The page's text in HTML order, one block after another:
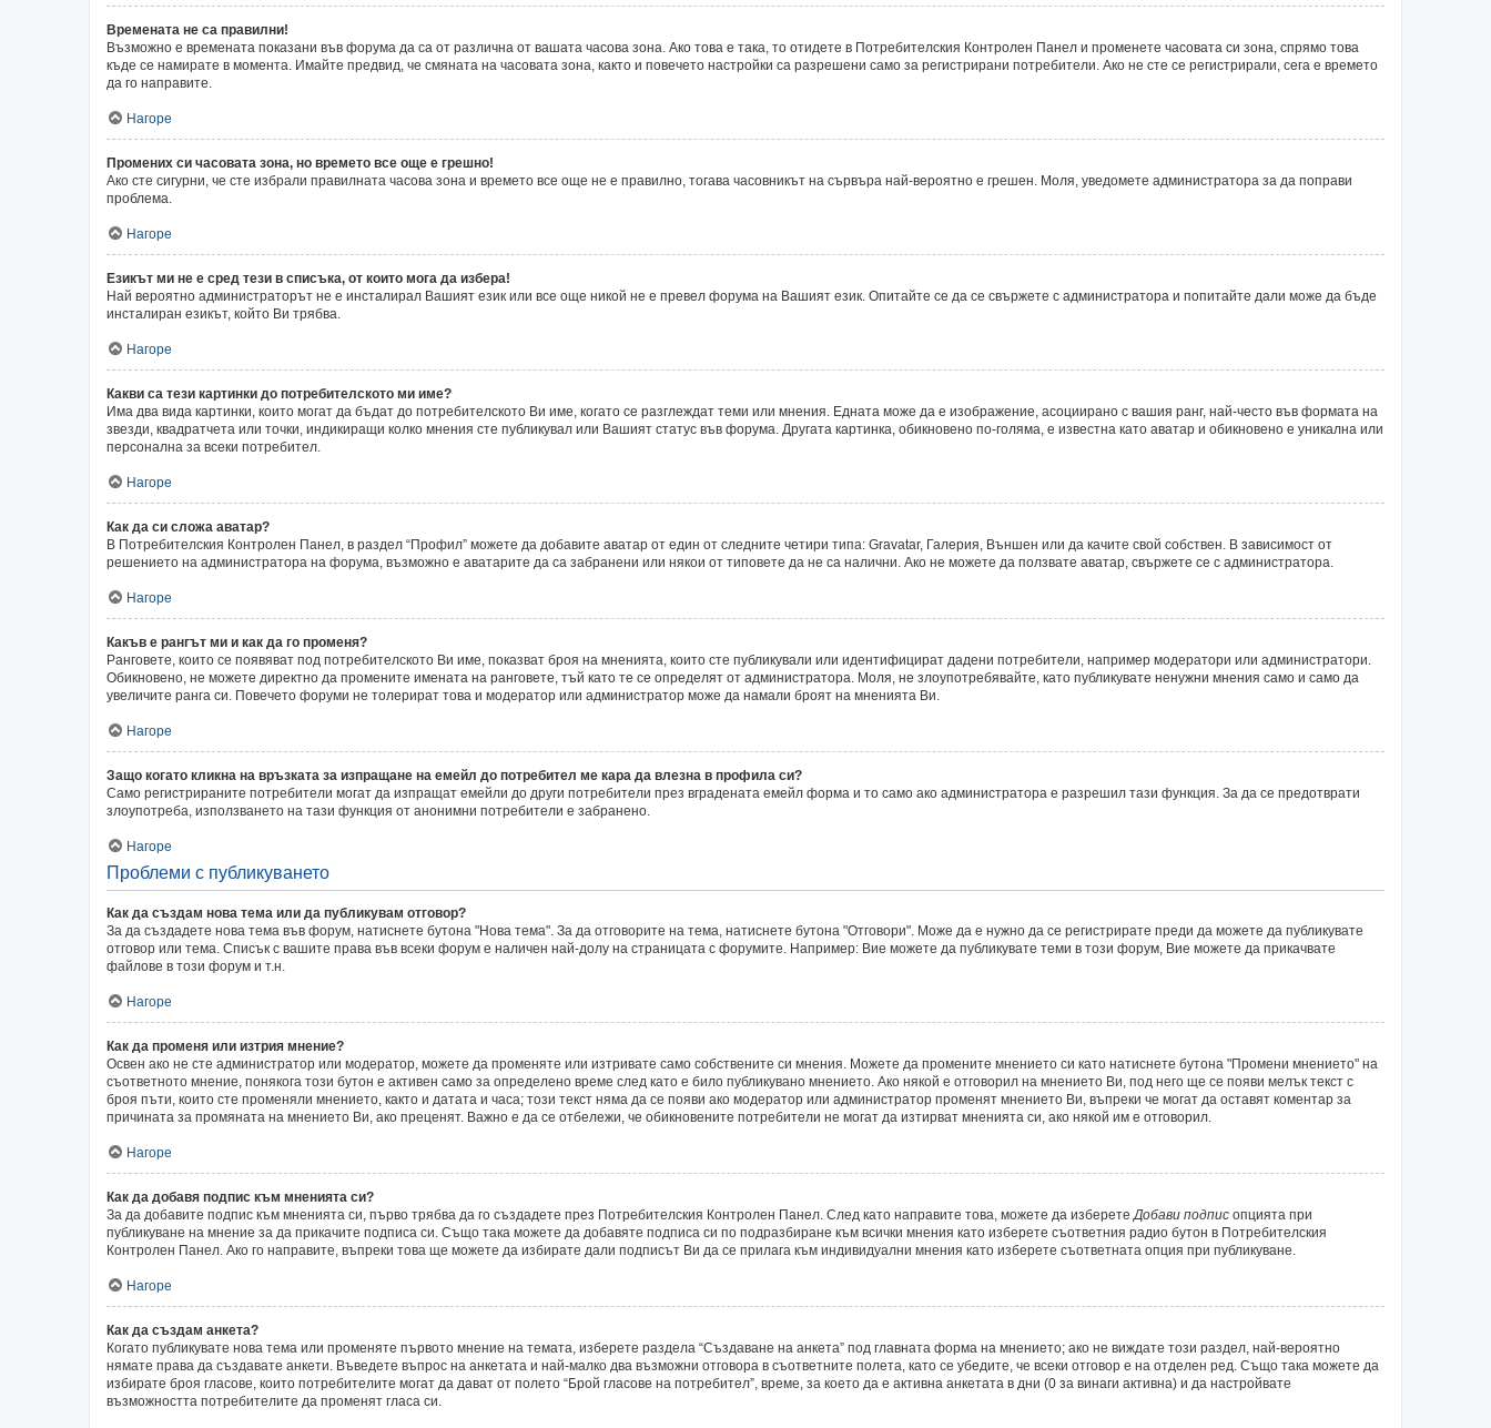
Времената не са правилни!
Възможно е времената показани във форума да са от различна от вашата часова зона. Ако това е така, то отидете в Потребителския Контролен Панел и променете часовата си зона, спрямо това
къде се намирате в момента. Имайте предвид, че смяната на часовата зона, както и повечето настройки са разрешени само за регистрирани потребители. Ако не сте се регистрирали, сега е времето
да го направите.
Нагоре
Промених си часовата зона, но времето все още е грешно!
Ако сте сигурни, че сте избрали правилната часова зона и времето все още не е правилно, тогава часовникът на сървъра най-вероятно е грешен. Моля, уведомете администратора за да поправи
проблема.
Нагоре
Езикът ми не е сред тези в списъка, от които мога да избера!
Най вероятно администраторът не е инсталирал Вашият език или все още никой не е превел форума на Вашият език. Опитайте се да се свържете с администратора и попитайте дали може да бъде
инсталиран езикът, който Ви трябва.
Нагоре
Какви са тези картинки до потребителското ми име?
Има два вида картинки, които могат да бъдат до потребителското Ви име, когато се разглеждат теми или мнения. Едната може да е изображение, асоциирано с вашия ранг, най-често във формата на
звезди, квадратчета или точки, индикиращи колко мнения сте публикувал или Вашият статус във форума. Другата картинка, обикновено по-голяма, е известна като аватар и обикновено е уникална или
персонална за всеки потребител.
Нагоре
Как да си сложа аватар?
В Потребителския Контролен Панел, в раздел “Профил” можете да добавите аватар от един от следните четири типа: Gravatar, Галерия, Външен или да качите свой собствен. В зависимост от
решението на администратора на форума, възможно е аватарите да са забранени или някои от типовете да не са налични. Ако не можете да ползвате аватар, свържете се с администратора.
Нагоре
Какъв е рангът ми и как да го променя?
Ранговете, които се появяват под потребителското Ви име, показват броя на мненията, които сте публикували или идентифицират дадени потребители, например модератори или администратори.
Обикновено, не можете директно да промените имената на ранговете, тъй като те се определят от администратора. Моля, не злоупотребявайте, като публикувате ненужни мнения само и само да
увеличите ранга си. Повечето форуми не толерират това и модератор или администратор може да намали броят на мненията Ви.
Нагоре
Защо когато кликна на връзката за изпращане на емейл до потребител ме кара да влезна в профила си?
Само регистрираните потребители могат да изпращат емейли до други потребители през вградената емейл форма и то само ако администратора е разрешил тази функция. За да се предотврати
злоупотреба, използването на тази функция от анонимни потребители е забранено.
Нагоре
Проблеми с публикуването
Как да създам нова тема или да публикувам отговор?
За да създадете нова тема във форум, натиснете бутона "Нова тема". За да отговорите на тема, натиснете бутона "Отговори". Може да е нужно да се регистрирате преди да можете да публикувате
отговор или тема. Списък с вашите права във всеки форум е наличен най-долу на страницата с форумите. Например: Вие можете да публикувате теми в този форум, Вие можете да прикачвате
файлове в този форум и т.н.
Нагоре
Как да променя или изтрия мнение?
Освен ако не сте администратор или модератор, можете да променяте или изтривате само собствените си мнения. Можете да промените мнението си като натиснете бутона "Промени мнението" на
съответното мнение, понякога този бутон е активен само за определено време след като е било публикувано мнението. Ако някой е отговорил на мнението Ви, под него ще се появи мелък текст с
броя пъти, които сте променяли мнението, както и датата и часа; този текст няма да се появи ако модератор или администратор променят мнението Ви, въпреки че могат да оставят коментар за
причината за промяната на мнението Ви, ако преценят. Важно е да се отбележи, че обикновените потребители не могат да изтирват мненията си, ако някой им е отговорил.
Нагоре
Как да добавя подпис към мненията си?
За да добавите подпис към мненията си, първо трябва да го създадете през Потребителския Контролен Панел. След като направите това, можете да изберете Добави подпис опцията при
публикуване на мнение за да прикачите подписа си. Също така можете да добавяте подписа си по подразбиране към всички мнения като изберете съответния радио бутон в Потребителския
Контролен Панел. Ако го направите, въпреки това ще можете да избирате дали подписът Ви да се прилага към индивидуални мнения като изберете съответната опция при публикуване.
Нагоре
Как да създам анкета?
Когато публикувате нова тема или променяте първото мнение на темата, изберете раздела “Създаване на анкета” под главната форма на мнението; ако не виждате този раздел, най-вероятно
нямате права да създавате анкети. Въведете въпрос на анкетата и най-малко два възможни отговора в съответните полета, като се убедите, че всеки отговор е на отделен ред. Също така можете да
избирате броя гласове, които потребителите могат да дават от полето “Брой гласове на потребител”, време, за което да е активна анкетата в дни (0 за винаги активна) и да настройвате
възможността потребителите да променят гласа си.